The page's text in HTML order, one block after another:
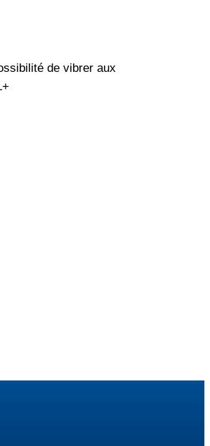
de vibrer aux